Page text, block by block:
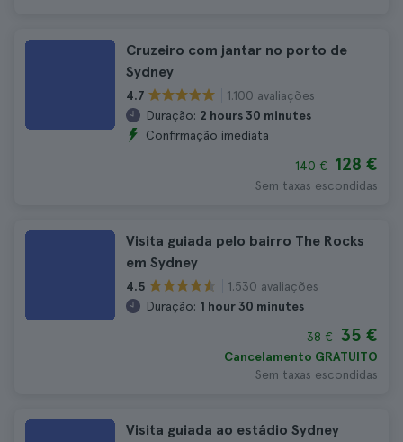
Cruzeiro com jantar no porto de
Sydney
4.7
1.100 avaliações
Duração: 2 hours 30 minutes
Confirmação imediata
140 € 128 €
Sem taxas escondidas
Visita guiada pelo bairro The Rocks
em Sydney
4.5
1.530 avaliações
Duração: 1 hour 30 minutes
38 € 35 €
Cancelamento GRATUITO
Sem taxas escondidas
Visita guiada ao estádio Sydney